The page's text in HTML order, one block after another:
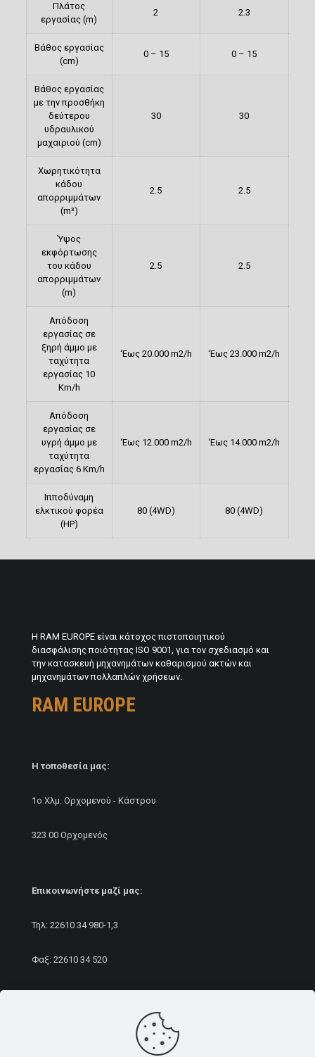
Πλάτος
εργασίας (m)
2 2.3
Βάθος εργασίας
(cm)
0 – 15 0 – 15
Βάθος εργασίας
με την προσθήκη
δεύτερου
υδραυλικού
μαχαιριού (cm)
30 30
Χωρητικότητα
κάδου
απορριμμάτων
(m³)
2.5 2.5
Ύψος
εκφόρτωσης
του κάδου
απορριμμάτων
(m)
2.5 2.5
Απόδοση
εργασίας σε
ξηρή άμμο με
ταχύτητα
εργασίας 10
Km/h
‘Εως 20.000 m2/h ‘Εως 23.000 m2/h
Απόδοση
εργασίας σε
υγρή άμμο με
ταχύτητα
εργασίας 6 Km/h
‘Εως 12.000 m2/h ‘Εως 14.000 m2/h
Ιπποδύναμη
ελκτικού φορέα
(ΗΡ)
80 (4WD) 80 (4WD)
H RAM EUROPE είναι κάτοχος πιστοποιητικού
διασφάλισης ποιότητας ISO 9001, για τον σχεδιασμό και
την κατασκευή μηχανημάτων καθαρισμού ακτών και
μηχανημάτων πολλαπλών χρήσεων.
RAM EUROPE
Η τοποθεσία μας:
1ο Χλμ. Ορχομενού - Κάστρου
323 00 Ορχομενός
Επικοινωνήστε μαζί μας:
Τηλ: 22610 34 980-1,3
Φαξ: 22610 34 520